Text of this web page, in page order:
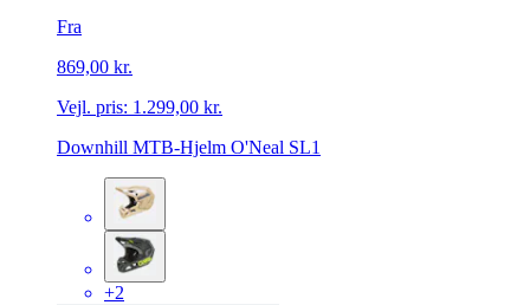
Fra
869,00 kr.
Vejl. pris: 1.299,00 kr.
Downhill MTB-Hjelm O'Neal SL1
+2